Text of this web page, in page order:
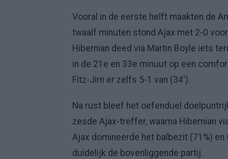
Vooral in de eerste helft maakten de
twaalf minuten stond Ajax met 2-0
Hibernian deed via Martin Boyle iets
in de 21e en 33e minuut op een
Fitz-Jim er zelfs 5-1 van (34').
Na rust bleef het oefenduel
zesde Ajax-treffer, waarna Hibernian
Ajax domineerde het balbezit (71%)
duidelijk de bovenliggende partij.